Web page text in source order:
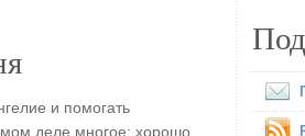
и помогать
деле многое: хорошо